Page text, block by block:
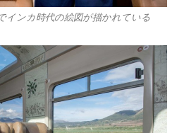
インカ時代の絵図が描かれている